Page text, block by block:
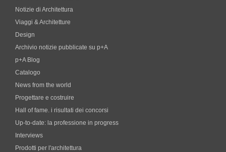
Notizie di Architettura
Viaggi & Architetture
Design
Archivio notizie pubblicate su p+A
p+A Blog
Catalogo
News from the world
Progettare e costruire
Hall of fame. i risultati dei concorsi
Up-to-date: la professione in progress
Interviews
Prodotti per l'architettura